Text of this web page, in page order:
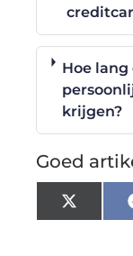
Hoe
krijgen?
Goed
X